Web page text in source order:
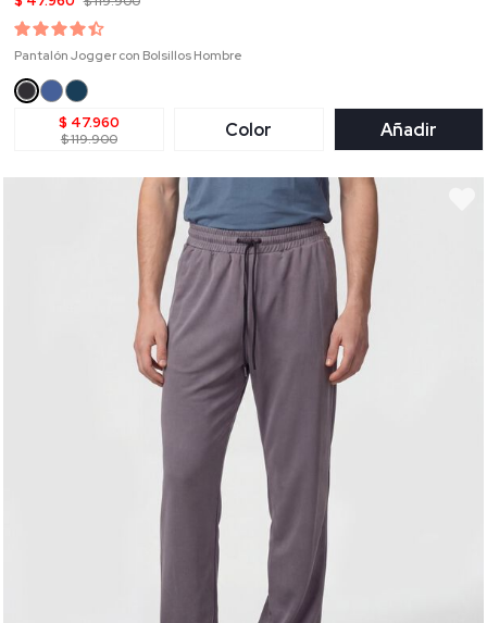
Pantalón Jogger con Bolsillos Hombre
$ 47.960
$ 119.900 Color Añadir